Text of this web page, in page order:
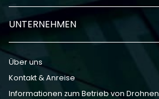
UNTERNEHMEN
Über uns
Kontakt & Anreise
Informationen zum Betrieb von Drohnen